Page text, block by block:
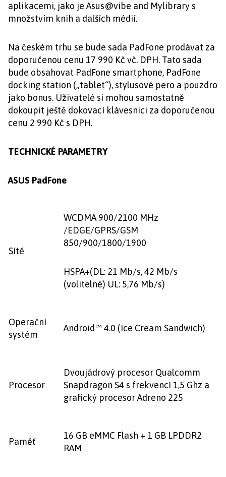
aplikacemi, jako je Asus@vibe and Mylibrary s
množstvím knih a dalších médií.
Na českém trhu se bude sada PadFone prodávat za
doporučenou cenu 17 990 Kč vč. DPH. Tato sada
bude obsahovat PadFone smartphone, PadFone
docking station („tablet“), stylusové pero a pouzdro
jako bonus. Uživatelé si mohou samostatně
dokoupit ještě dokovací klávesnici za doporučenou
cenu 2 990 Kč s DPH.
TECHNICKÉ PARAMETRY
ASUS PadFone
Sítě
WCDMA 900/2100 MHz
/EDGE/GPRS/GSM
850/900/1800/1900
HSPA+(DL: 21 Mb/s, 42 Mb/s
(volitelné) UL: 5,76 Mb/s)
Operační
systém
Android™ 4.0 (Ice Cream Sandwich)
Procesor
Dvoujádrový procesor Qualcomm
Snapdragon S4 s frekvencí 1,5 Ghz a
grafický procesor Adreno 225
Paměť
16 GB eMMC Flash + 1 GB LPDDR2
RAM